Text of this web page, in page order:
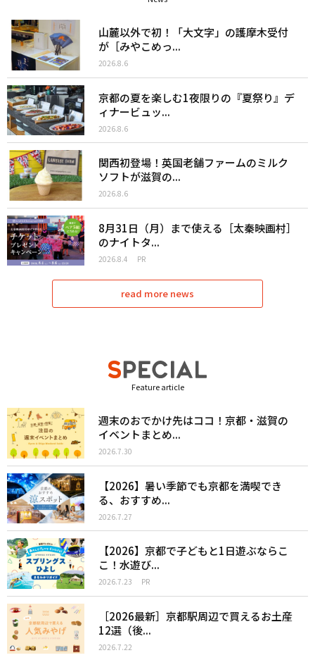
山麓以外で初！「大文字」の護摩木受付
が［みやこめっ...
2026.8.6
京都の夏を楽しむ1夜限りの『夏祭り』デ
ィナービュッ...
2026.8.6
関西初登場！英国老舗ファームのミルク
ソフトが滋賀の...
2026.8.6
8月31日（月）まで使える［太秦映画村］
のナイトタ...
2026.8.4 PR
read more news
Feature article
週末のおでかけ先はココ！京都・滋賀の
イベントまとめ...
2026.7.30
【2026】暑い季節でも京都を満喫でき
る、おすすめ...
2026.7.27
【2026】京都で子どもと1日遊ぶならこ
こ！水遊び...
2026.7.23 PR
［2026最新］京都駅周辺で買えるお土産
12選（後...
2026.7.22